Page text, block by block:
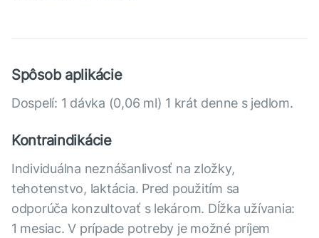
Spôsob aplikácie
Dospelí: 1 dávka (0,06 ml) 1 krát denne s jedlom.
Kontraindikácie
Individuálna neznášanlivosť na zložky,
tehotenstvo, laktácia. Pred použitím sa
odporúča konzultovať s lekárom. Dĺžka užívania:
1 mesiac. V prípade potreby je možné príjem